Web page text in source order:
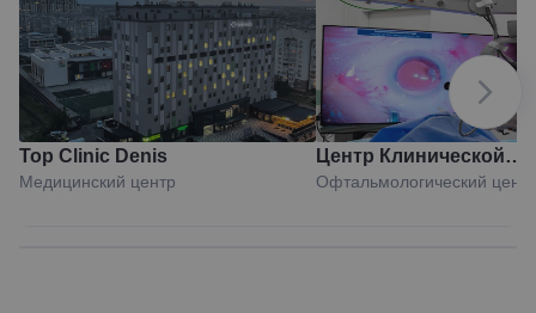
Top Clinic Denis
Медицинский центр
Центр Клинической
Офтальмологии
Офтальмологический центр